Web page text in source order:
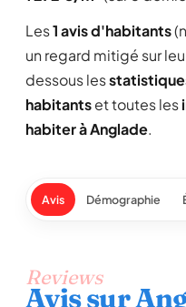
Les1 avis d'habitants
un regard mitigé sur
dessous les
habitantset toutes les
habiter à Anglade.
Avis Démographie
Reviews
Avis sur